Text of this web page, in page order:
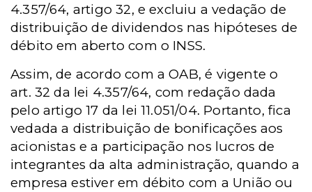
4.357/64, artigo 32, e excluiu a vedação de
distribuição de dividendos nas hipóteses de
débito em aberto com o INSS.
Assim, de acordo com a OAB, é vigente o
art. 32 da lei 4.357/64, com redação dada
pelo artigo 17 da lei 11.051/04. Portanto, fica
vedada a distribuição de bonificações aos
acionistas e a participação nos lucros de
integrantes da alta administração, quando a
empresa estiver em débito com a União ou